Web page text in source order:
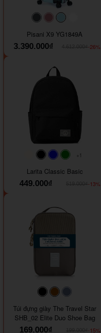
#40454a#b76e79
Pisani X9 YG1849A
3.390.000₫
-26%
#faf0e6#000000#0000FF
+1
Larita Classic Basic
449.000₫
-13%
#000000#964B00
Túi đựng giày The Travel Star
SHB_02 Elite Duo Shoe Bag
169.000₫
-15%